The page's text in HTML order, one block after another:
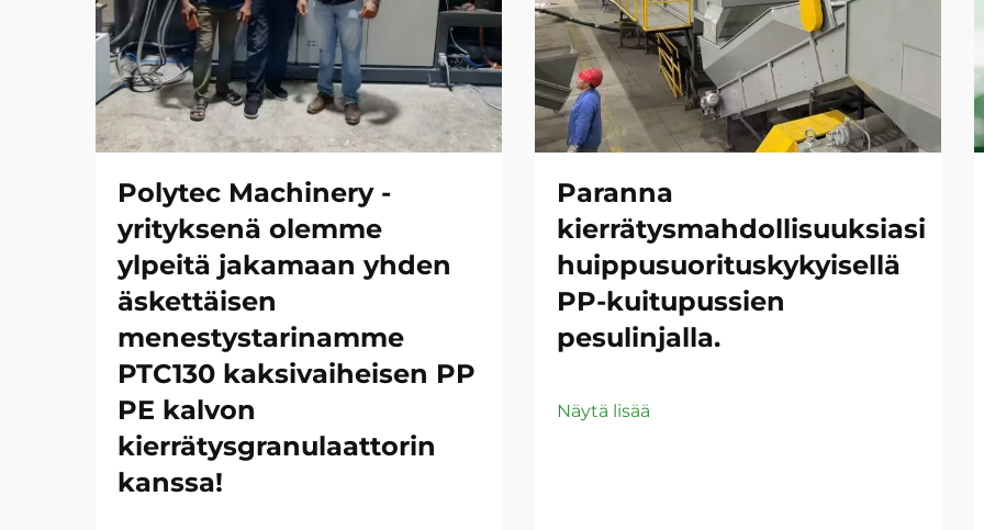
Polytec Machinery -
yrityksenä olemme
ylpeitä jakamaan yhden
äskettäisen
menestystarinamme
PTC130 kaksivaiheisen PP
PE kalvon
kierrätysgranulaattorin
kanssa!
Paranna
kierrätysmahdollisuuksiasi
huippusuorituskykyisellä
PP-kuitupussien
pesulinjalla.
Näytä lisää